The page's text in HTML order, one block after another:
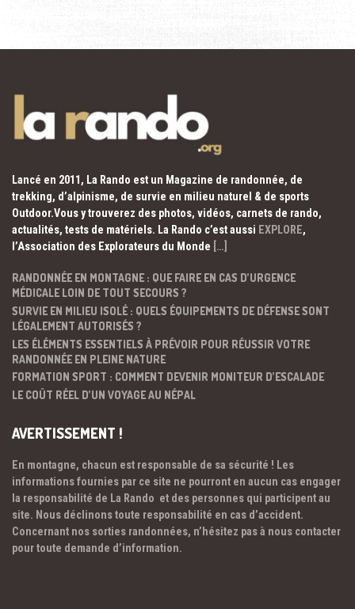
Lancé en 2011, La Rando est un Magazine de randonnée, de
trekking, d’alpinisme, de survie en milieu naturel & de sports
Outdoor.Vous y trouverez des photos, vidéos, carnets de rando,
actualités, tests de matériels. La Rando c’est aussi EXPLORE,
l’Association des Explorateurs du Monde […]
RANDONNÉE EN MONTAGNE : QUE FAIRE EN CAS D’URGENCE
MÉDICALE LOIN DE TOUT SECOURS ?
SURVIE EN MILIEU ISOLÉ : QUELS ÉQUIPEMENTS DE DÉFENSE SONT
LÉGALEMENT AUTORISÉS ?
LES ÉLÉMENTS ESSENTIELS À PRÉVOIR POUR RÉUSSIR VOTRE
RANDONNÉE EN PLEINE NATURE
FORMATION SPORT : COMMENT DEVENIR MONITEUR D’ESCALADE
LE COÛT RÉEL D’UN VOYAGE AU NÉPAL
AVERTISSEMENT !
En montagne, chacun est responsable de sa sécurité ! Les
informations fournies par ce site ne pourront en aucun cas engager
la responsabilité de La Rando et des personnes qui participent au
site. Nous déclinons toute responsabilité en cas d’accident.
Concernant nos sorties randonnées, n’hésitez pas à nous contacter
pour toute demande d’information.